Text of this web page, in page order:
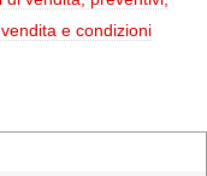
e condizioni